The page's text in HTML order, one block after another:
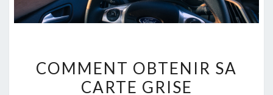
OBTENIR
SA
COMMENT OBTENIR SA
CARTE GRISE